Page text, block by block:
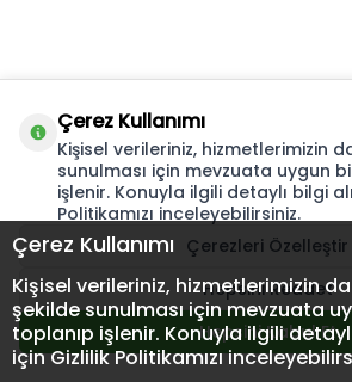
Çerez Kullanımı
Kişisel verileriniz, hizmetlerimizin
şekilde sunulması için mevzuata
toplanıp işlenir. Konuyla ilgili
için Gizlilik Politikamızı
Çerez Kullanımı
Kişisel verileriniz, hizmetlerimizin
sunulması için mevzuata uygun
işlenir. Konuyla ilgili detaylı bilgi
Politikamızı inceleyebilirsiniz.
Çerezleri Özelleştir
Hepsini Reddet
Hepsini Kabul Et